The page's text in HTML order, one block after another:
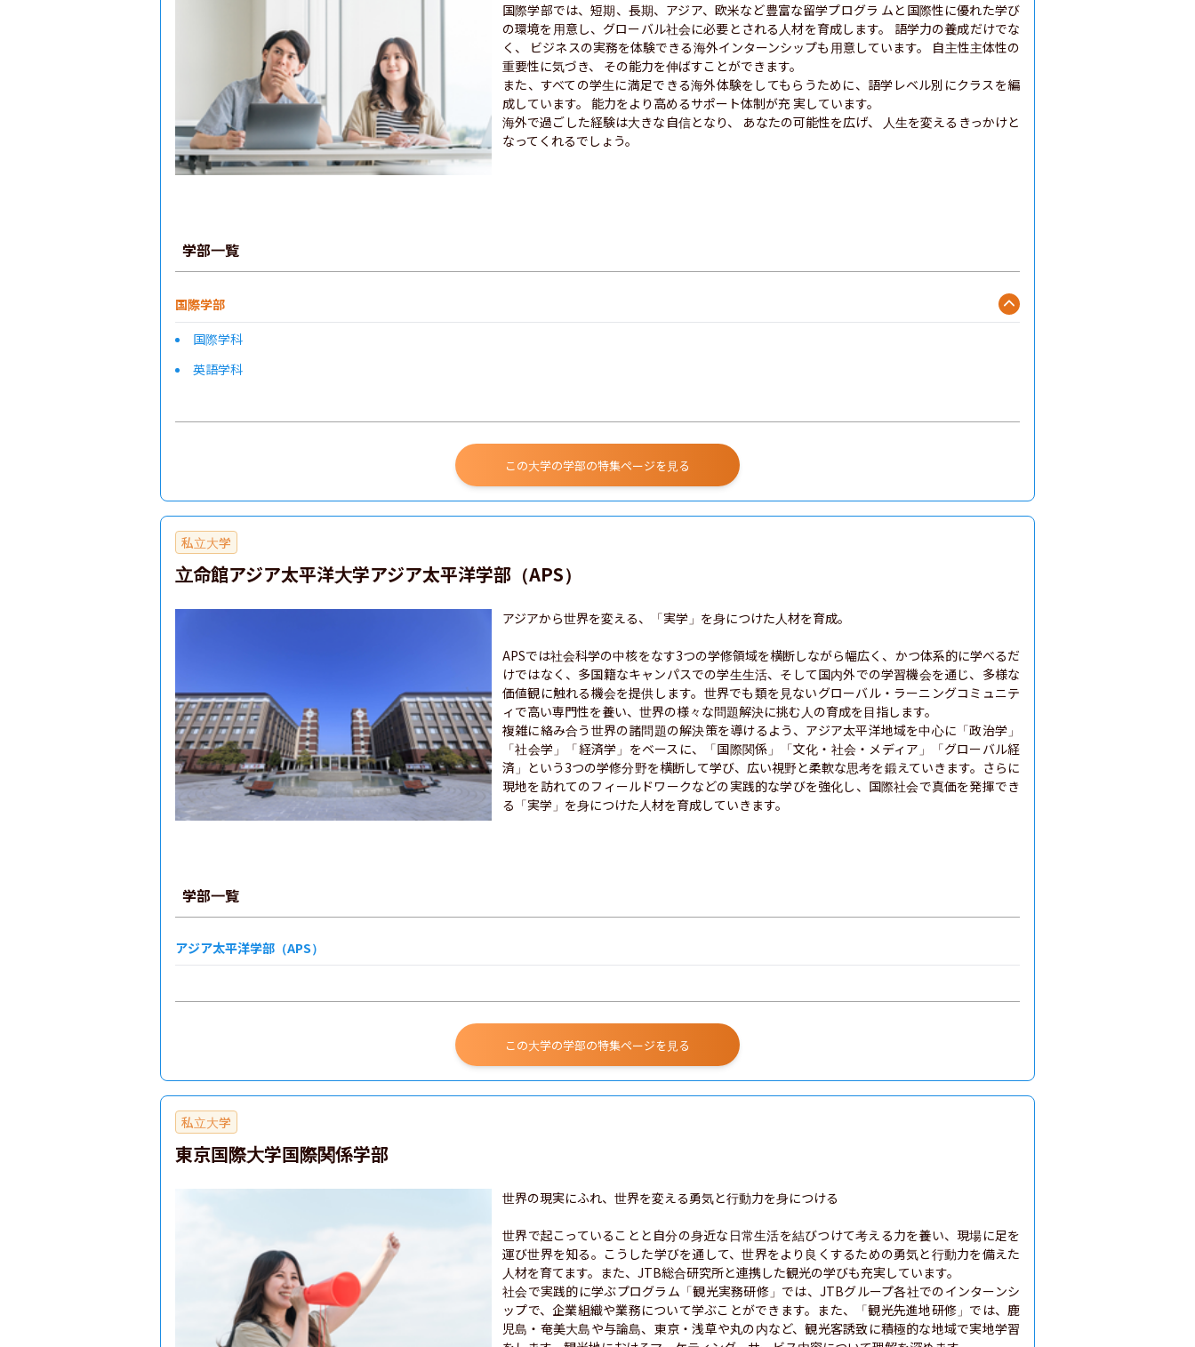
国際学部では、短期、長期、アジア、欧米など豊富な留学プログラ ムと国際性に優れた学び
の環境を用意し、グローバル社会に必要とされる人材を育成します。 語学力の養成だけでな
く、 ビジネスの実務を体験できる海外インターンシップも用意しています。 自主性主体性の
重要性に気づき、 その能力を伸ばすことができます。
また、すべての学生に満足できる海外体験をしてもらうために、語学レベル別にクラスを編
成しています。 能力をより高めるサポート体制が充 実しています。
海外で過ごした経験は大きな自信となり、 あなたの可能性を広げ、 人生を変えるきっかけと
なってくれるでしょう。
学部一覧
国際学部
国際学科
英語学科
この大学の学部の特集ページを見る
私立大学
立命館アジア太平洋大学アジア太平洋学部（APS）
アジアから世界を変える、「実学」を身につけた人材を育成。
APSでは社会科学の中核をなす3つの学修領域を横断しながら幅広く、かつ体系的に学べるだ
けではなく、多国籍なキャンパスでの学生生活、そして国内外での学習機会を通じ、多様な
価値観に触れる機会を提供します。世界でも類を見ないグローバル・ラーニングコミュニテ
ィで高い専門性を養い、世界の様々な問題解決に挑む人の育成を目指します。
複雑に絡み合う世界の諸問題の解決策を導けるよう、アジア太平洋地域を中心に「政治学」
「社会学」「経済学」をベースに、「国際関係」「文化・社会・メディア」「グローバル経
済」という3つの学修分野を横断して学び、広い視野と柔軟な思考を鍛えていきます。さらに
現地を訪れてのフィールドワークなどの実践的な学びを強化し、国際社会で真価を発揮でき
る「実学」を身につけた人材を育成していきます。
学部一覧
アジア太平洋学部（APS）
この大学の学部の特集ページを見る
私立大学
東京国際大学国際関係学部
世界の現実にふれ、世界を変える勇気と行動力を身につける
世界で起こっていることと自分の身近な日常生活を結びつけて考える力を養い、現場に足を
運び世界を知る。こうした学びを通して、世界をより良くするための勇気と行動力を備えた
人材を育てます。また、JTB総合研究所と連携した観光の学びも充実しています。
社会で実践的に学ぶプログラム「観光実務研修」では、JTBグループ各社でのインターンシ
ップで、企業組織や業務について学ぶことができます。また、「観光先進地研修」では、鹿
児島・奄美大島や与論島、東京・浅草や丸の内など、観光客誘致に積極的な地域で実地学習